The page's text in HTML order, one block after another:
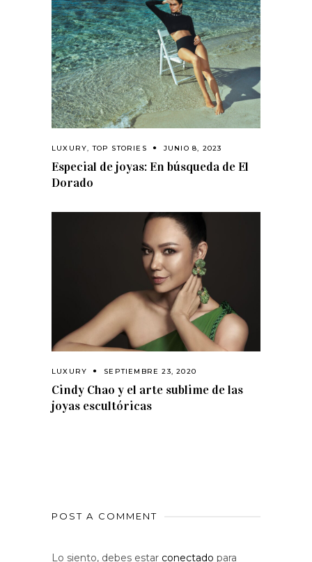
LUXURY,TOP STORIES JUNIO 8, 2023
Especial de joyas: En búsqueda de El
Dorado
LUXURY SEPTIEMBRE 23, 2020
Cindy Chao y el arte sublime de las
joyas escultóricas
POST A COMMENT
Lo siento, debes estar conectado para